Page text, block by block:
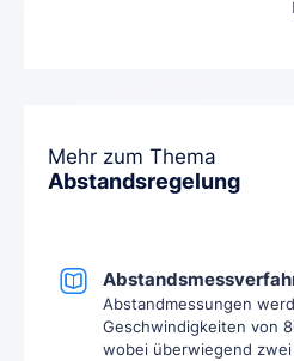
Mehr zum Thema
Abstandsregelung
Abstandmessungen
Geschwindigkeiten von
wobei überwiegend